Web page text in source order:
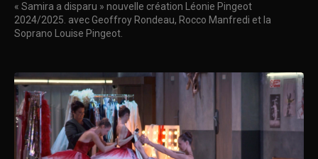
« Samira a disparu » nouvelle création Léonie Pingeot
2024/2025. avec Geoffroy Rondeau, Rocco Manfredi et la
Soprano Louise Pingeot.